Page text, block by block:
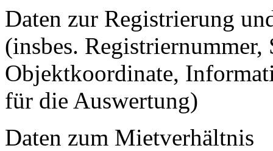
Daten zur Registrierung
(insbes. Registriernummer,
Objektkoordinate,
für die Auswertung)
Daten zum Mietverhältnis